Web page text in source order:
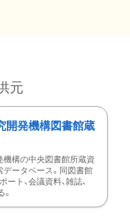
元
開発機構図書館蔵
機構の中央図書館所蔵資
ータベース。同図書館
ート、会議資料、雑誌、